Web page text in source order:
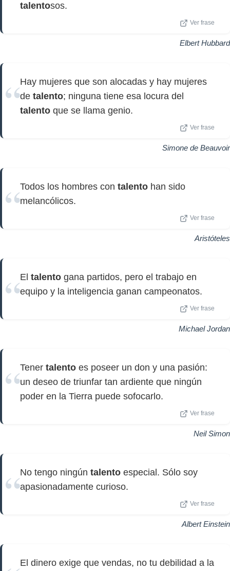
talentosos.
Ver frase
Elbert Hubbard
Hay mujeres que son alocadas y hay mujeres
de talento; ninguna tiene esa locura del
talento que se llama genio.
Ver frase
Simone de Beauvoir
Todos los hombres con talento han sido
melancólicos.
Ver frase
Aristóteles
El talento gana partidos, pero el trabajo en
equipo y la inteligencia ganan campeonatos.
Ver frase
Michael Jordan
Tener talento es poseer un don y una pasión:
un deseo de triunfar tan ardiente que ningún
poder en la Tierra puede sofocarlo.
Ver frase
Neil Simon
No tengo ningún talento especial. Sólo soy
apasionadamente curioso.
Ver frase
Albert Einstein
El dinero exige que vendas, no tu debilidad a la